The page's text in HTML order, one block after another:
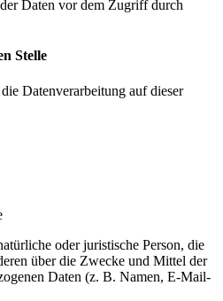
Daten vor dem Zugriff durch
Stelle
Datenverarbeitung auf dieser
oder juristische Person, die
über die Zwecke und Mittel der
Daten (z. B. Namen, E-Mail-